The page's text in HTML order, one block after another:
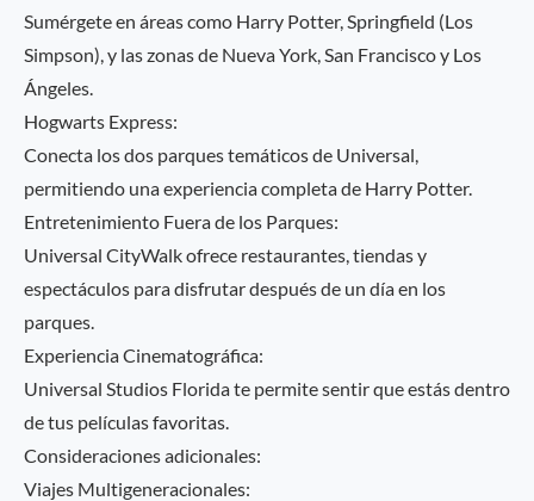
Sumérgete en áreas como Harry Potter, Springfield (Los
Simpson), y las zonas de Nueva York, San Francisco y Los
Ángeles.
Hogwarts Express:
Conecta los dos parques temáticos de Universal,
permitiendo una experiencia completa de Harry Potter.
Entretenimiento Fuera de los Parques:
Universal CityWalk ofrece restaurantes, tiendas y
espectáculos para disfrutar después de un día en los
parques.
Experiencia Cinematográfica:
Universal Studios Florida te permite sentir que estás dentro
de tus películas favoritas.
Consideraciones adicionales:
Viajes Multigeneracionales: